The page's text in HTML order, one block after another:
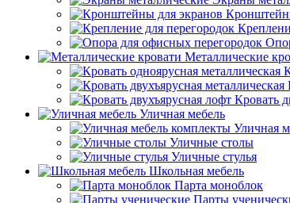
Металлические
Кровать
Уличная мебель
Уличная
Уличные столы
Уличные стулья
Школьная мебель
Парта моноблок
Парты